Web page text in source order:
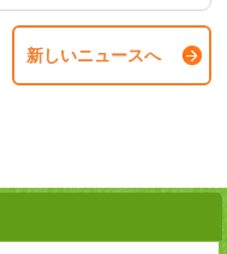
新しいニュースへ